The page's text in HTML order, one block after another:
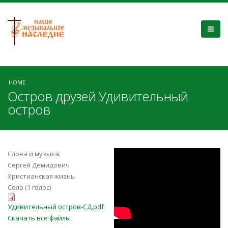
HOME
Остров друзей Удивительный
остров
Слова и музыка:
Сергей Демидович
Христианская жизнь
Соло (1 голос)
Удивительный остров-СД.pdf
Удивительный остров-СД.pdf
Скачать все файлы